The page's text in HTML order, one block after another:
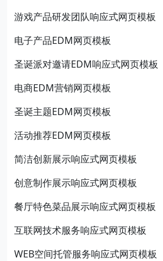
游戏产品研发团队响应式网页模板
电子产品EDM网页模板
圣诞派对邀请EDM响应式网页模板
电商EDM营销网页模板
圣诞主题EDM网页模板
活动推荐EDM网页模板
简洁创新展示响应式网页模板
创意制作展示响应式网页模板
餐厅特色菜品展示响应式网页模板
互联网技术服务响应式网页模板
WEB空间托管服务响应式网页模板